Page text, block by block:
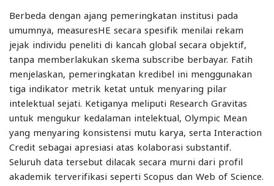
Berbeda dengan ajang pemeringkatan institusi pada
umumnya, measuresHE secara spesifik menilai rekam
jejak individu peneliti di kancah global secara objektif,
tanpa memberlakukan skema subscribe berbayar. Fatih
menjelaskan, pemeringkatan kredibel ini menggunakan
tiga indikator metrik ketat untuk menyaring pilar
intelektual sejati. Ketiganya meliputi Research Gravitas
untuk mengukur kedalaman intelektual, Olympic Mean
yang menyaring konsistensi mutu karya, serta Interaction
Credit sebagai apresiasi atas kolaborasi substantif.
Seluruh data tersebut dilacak secara murni dari profil
akademik terverifikasi seperti Scopus dan Web of Science.